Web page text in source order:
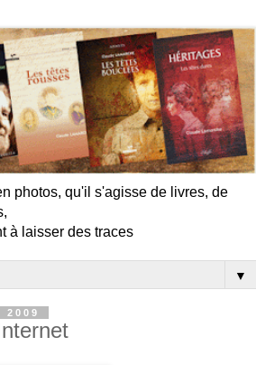
photos, qu'il s'agisse de livres, de
à laisser des traces
▼